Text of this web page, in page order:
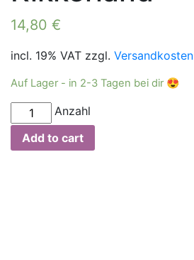
14,80 €
incl. 19% VAT zzgl. Versandkosten
Auf Lager - in 2-3 Tagen bei dir 😍
Anzahl
Becher
"SPACE
MORPH
Add to cart